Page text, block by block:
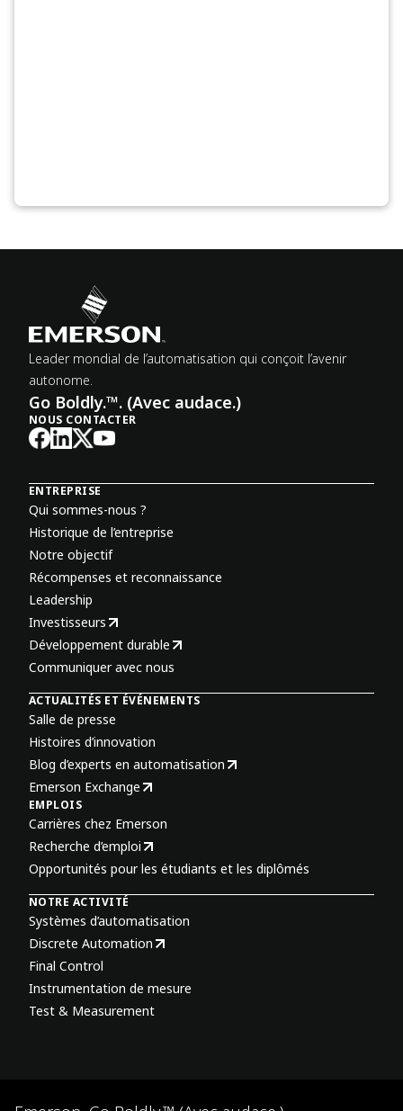
Leader mondial de l’automatisation qui conçoit l’avenir
autonome.
Go Boldly.™. (Avec audace.)
NOUS CONTACTER
ENTREPRISE
Qui sommes-nous ?
Historique de l’entreprise
Notre objectif
Récompenses et reconnaissance
Leadership
Investisseurs
Développement durable
Communiquer avec nous
ACTUALITÉS ET ÉVÉNEMENTS
Salle de presse
Histoires d’innovation
Blog d’experts en automatisation
Emerson Exchange
EMPLOIS
Carrières chez Emerson
Recherche d’emploi
Opportunités pour les étudiants et les diplômés
NOTRE ACTIVITÉ
Systèmes d’automatisation
Discrete Automation
Final Control
Instrumentation de mesure
Test & Measurement